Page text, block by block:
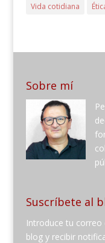
Vida cotidiana
Sobre mí
Suscríbete al
Introduce tu correo
blog y recibir